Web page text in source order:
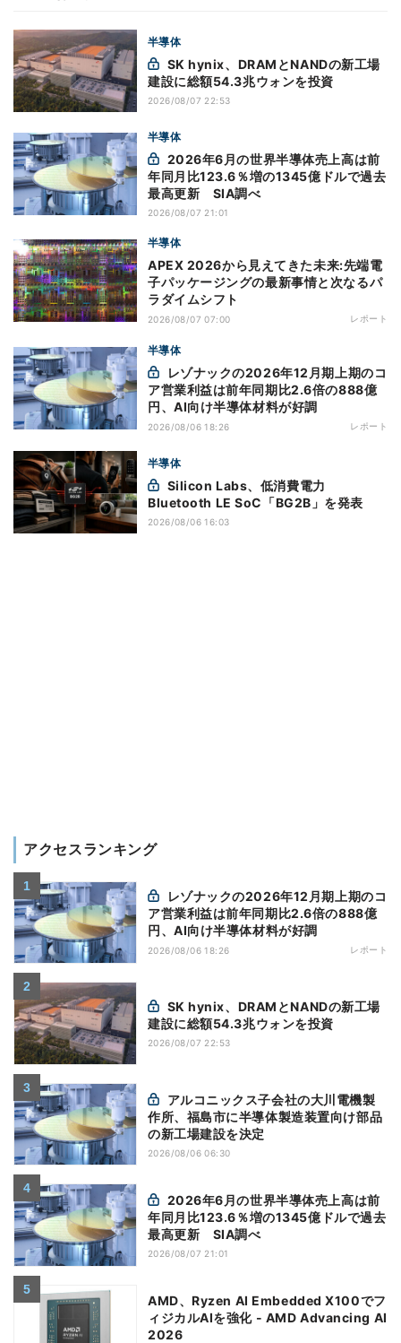
半導体
建設に総額54.3兆ウォンを投資
2026/08/07 22:53
半導体
年同月比123.6％増の1345億ドルで過去
最高更新 SIA調べ
2026/08/07 21:01
半導体
APEX 2026から見えてきた未来:先端電
子パッケージングの最新事情と次なるパ
ラダイムシフト
2026/08/07 07:00 レポート
半導体
ア営業利益は前年同期比2.6倍の888億
円、AI向け半導体材料が好調
2026/08/06 18:26 レポート
半導体
Bluetooth LE SoC「BG2B」を発表
2026/08/06 16:03
アクセスランキング
ア営業利益は前年同期比2.6倍の888億
円、AI向け半導体材料が好調
2026/08/06 18:26 レポート
建設に総額54.3兆ウォンを投資
2026/08/07 22:53
作所、福島市に半導体製造装置向け部品
の新工場建設を決定
2026/08/06 06:30
年同月比123.6％増の1345億ドルで過去
最高更新 SIA調べ
2026/08/07 21:01
AMD、Ryzen AI Embedded X100でフ
ィジカルAIを強化 - AMD Advancing AI
2026